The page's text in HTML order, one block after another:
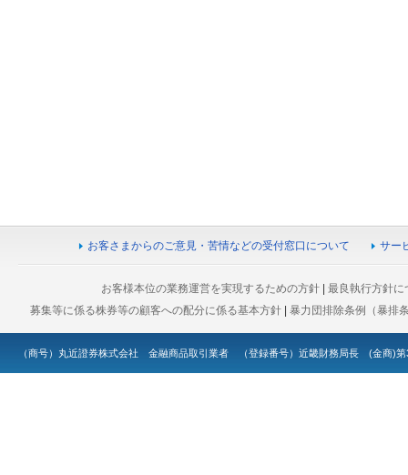
お客さまからのご意見・苦情などの受付窓口について サー
お客様本位の業務運営を実現するための方針 |最良執行方針に
募集等に係る株券等の顧客への配分に係る基本方針 |暴力団排除条例（暴排
（商号）丸近證券株式会社 金融商品取引業者 （登録番号）近畿財務局長 (金商)